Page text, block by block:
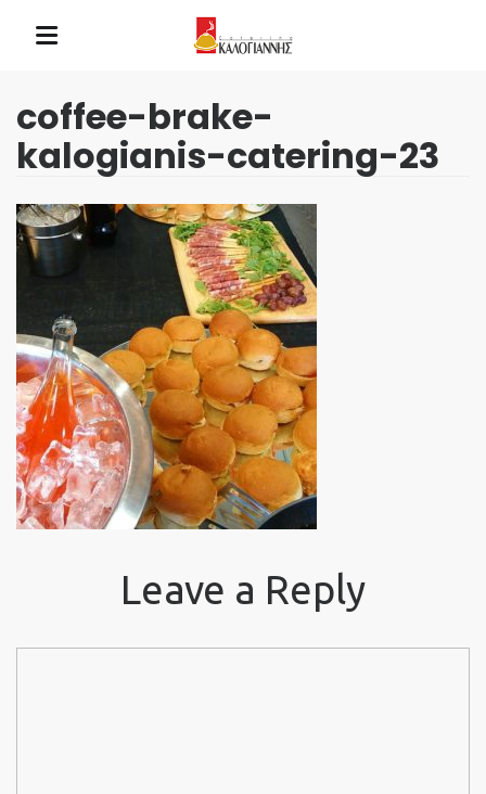
coffee-brake-
kalogianis-catering-23
Leave a Reply